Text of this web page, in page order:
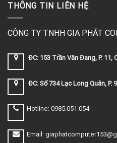
THÔNG TIN LIÊN HỆ
CÔNG TY TNHH GIA PHÁT
ĐC: 153 Trần Văn Đang, P. 11,
ĐC: Số 734 Lạc Long Quân, P.
Hotline: 0985.051.054
Email: